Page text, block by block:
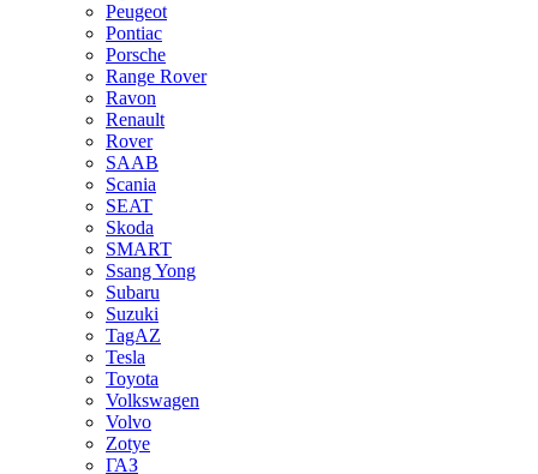
Peugeot
Pontiac
Porsche
Range Rover
Ravon
Renault
Rover
SAAB
Scania
SEAT
Skoda
SMART
Ssang Yong
Subaru
Suzuki
TagAZ
Tesla
Toyota
Volkswagen
Volvo
Zotye
ГАЗ